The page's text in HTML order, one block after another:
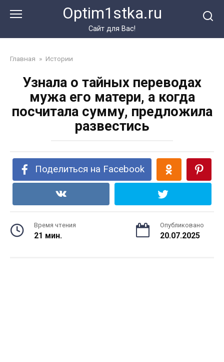
Optim1stka.ru
Сайт для Вас!
Главная » Истории
Узнала о тайных переводах
мужа его матери, а когда
посчитала сумму, предложила
развестись
Поделиться на Facebook
Время чтения
21 мин.
Опубликовано
20.07.2025